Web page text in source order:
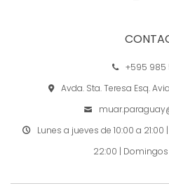
+595
Avda. Sta. Teresa Esq.
Lunes a jueves de 10:00 a
22:00 | Domingos